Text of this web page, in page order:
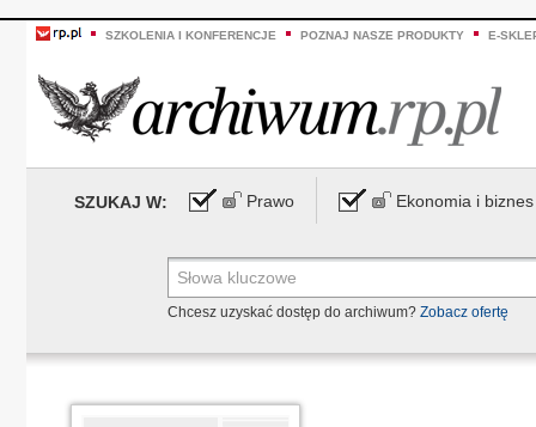
SZKOLENIA I KONFERENCJE POZNAJ NASZE PRODUKTY E-
SZUKAJ W: Prawo Ekonomia i biznes
Chcesz uzyskać dostęp do archiwum? Zobacz ofertę